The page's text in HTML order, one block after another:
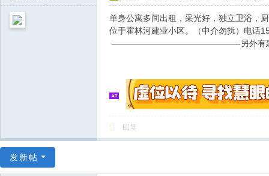
单身公寓多间出租，采光好，独立卫浴，
位于霍林河建业小区。（中介勿扰）电
———————————————-另外有建业小
回复
发新帖